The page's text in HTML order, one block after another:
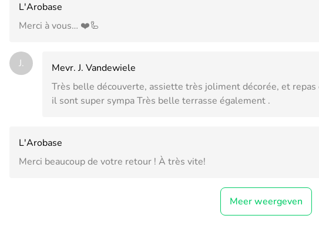
L'Arobase
Merci à vous… ❤️🦾
J.
Mevr. J. Vandewiele
Très belle découverte, assiette très joliment décorée, et
il sont super sympa Très belle terrasse également .
L'Arobase
Merci beaucoup de votre retour ! À très vite!
Meer weergeven